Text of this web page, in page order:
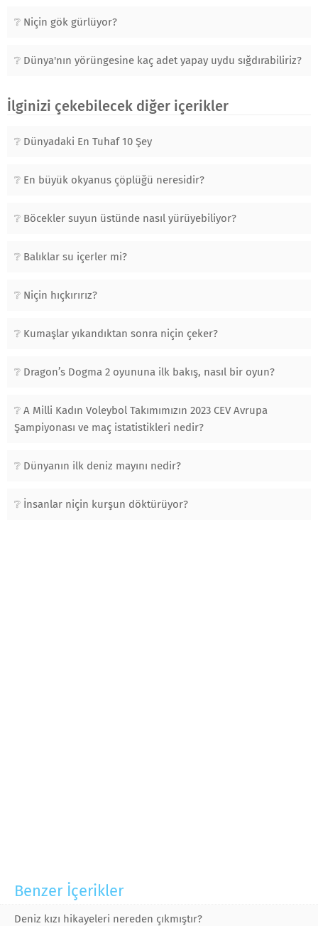
Niçin gök gürlüyor?
Dünya'nın yörüngesine kaç adet yapay uydu sığdırabiliriz?
İlginizi çekebilecek diğer içerikler
Dünyadaki En Tuhaf 10 Şey
En büyük okyanus çöplüğü neresidir?
Böcekler suyun üstünde nasıl yürüyebiliyor?
Balıklar su içerler mi?
Niçin hıçkırırız?
Kumaşlar yıkandıktan sonra niçin çeker?
Dragon’s Dogma 2 oyununa ilk bakış, nasıl bir oyun?
A Milli Kadın Voleybol Takımımızın 2023 CEV Avrupa
Şampiyonası ve maç istatistikleri nedir?
Dünyanın ilk deniz mayını nedir?
İnsanlar niçin kurşun döktürüyor?
Benzer İçerikler
Deniz kızı hikayeleri nereden çıkmıştır?